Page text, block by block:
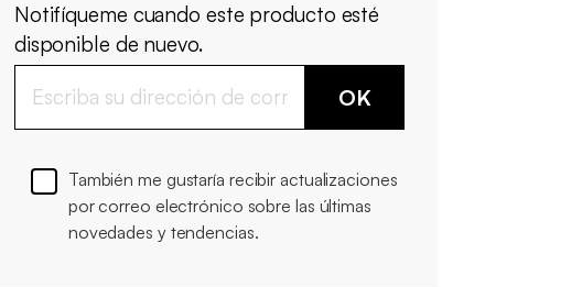
Notifíqueme cuando este producto esté
disponible de nuevo.
OK
También me gustaría recibir actualizaciones
por correo electrónico sobre las últimas
novedades y tendencias.